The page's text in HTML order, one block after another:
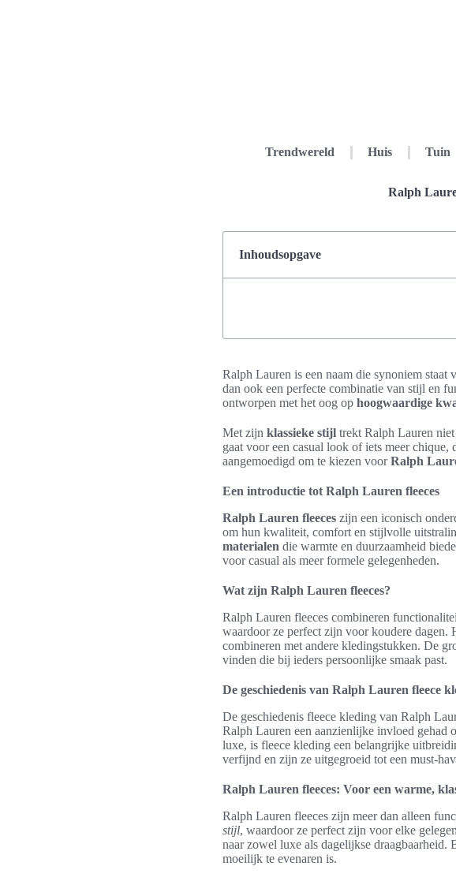
Trendwereld Huis Tuin
Ralph
Inhoudsopgave
Ralph Lauren is een naam die synoniem staat
dan ook een perfecte combinatie van stijl en
ontworpen met het oog op hoogwaardige
Met zijn klassieke stijl trekt Ralph Lauren
gaat voor een casual look of iets meer
aangemoedigd om te kiezen voorRalph
Een introductie tot Ralph Lauren fleeces
Ralph Lauren fleeces zijn een iconisch
om hun kwaliteit, comfort en stijlvolle
materialen die warmte en duurzaamheid
voor casual als meer formele gelegenheden.
Wat zijn Ralph Lauren fleeces?
Ralph Lauren fleeces combineren
waardoor ze perfect zijn voor koudere
combineren met andere kledingstukken. De
vinden die bij ieders persoonlijke smaak past.
De geschiedenis van Ralph Lauren fleece
De geschiedenis fleece kleding van Ralph
Ralph Lauren een aanzienlijke invloed gehad
luxe, is fleece kleding een belangrijke
verfijnd en zijn ze uitgegroeid tot een must-
Ralph Lauren fleeces: Voor een warme,
Ralph Lauren fleeces zijn meer dan alleen
stijl, waardoor ze perfect zijn voor elke
naar zowel luxe als dagelijkse draagbaarheid.
moeilijk te evenaren is.